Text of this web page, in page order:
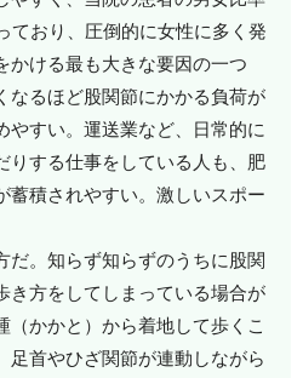
ており、圧倒的に女性に多く発
かける最も大きな要因の一つ
なるほど股関節にかかる負荷が
やすい。運送業など、日常的に
りする仕事をしている人も、肥
蓄積されやすい。激しいスポー
だ。知らず知らずのうちに股関
き方をしてしまっている場合が
（かかと）から着地して歩くこ
足首やひざ関節が連動しながら